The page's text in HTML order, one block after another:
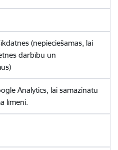
(nepieciešamas, lai
darbību un
Analytics, lai samazinātu
līmeni.